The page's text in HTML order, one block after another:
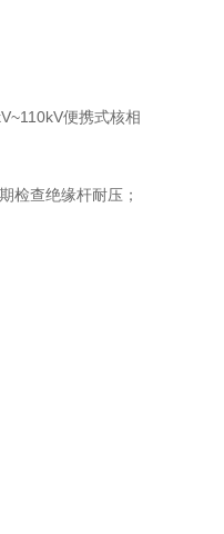
便携式核相
检查绝缘杆耐压；